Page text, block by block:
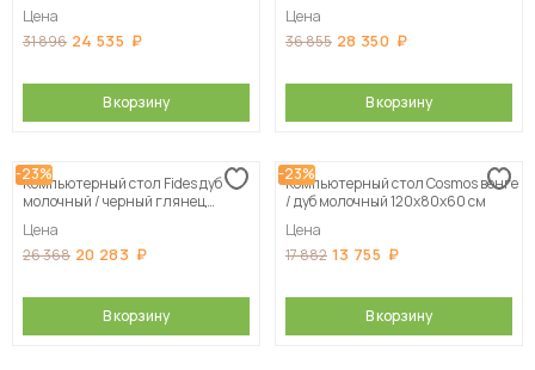
Цена
31 896 24 535
В корзину
Цена
36 855 28 350
В корзину
-23%
Компьютерный стол Fides дуб
молочный / черный глянец
Цена
26 368 20 283
В корзину
-23%
Компьютерный стол Cosmos венге
/ дуб молочный 120х80х60 см
Цена
17 882 13 755
В корзину